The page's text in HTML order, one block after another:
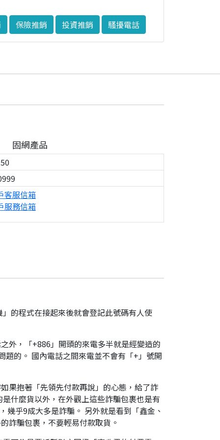
保險推銷 投資推銷 騷擾電話
固網產品
客服信箱
服務信箱
的程式在接起來後就會登記此號碼有人使
外，「+886」開頭的來電多半就是經變造的
的。 國內電話之間來電並不會有「+」號開
果抱著「先領先付款再說」的心態，給了詐
什麼貨以外，在外觀上這些詐騙包裹也是有
乎9成大多是詐騙。 另外就是看到「鑫金、
詐騙包裹，不要輕易付款取貨。